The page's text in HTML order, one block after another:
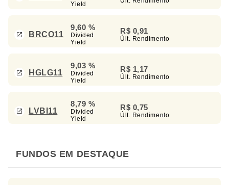
Yield
BRCO11
9,60 %
Divided
Yield
R$ 0,91
Últ. Rendimento
HGLG11
9,03 %
Divided
Yield
R$ 1,17
Últ. Rendimento
LVBI11
8,79 %
Divided
Yield
R$ 0,75
Últ. Rendimento
FUNDOS EM DESTAQUE